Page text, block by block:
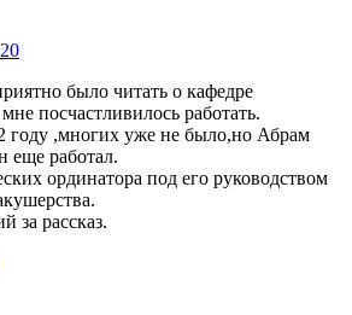
было читать о кафедре
посчастливилось работать.
году ,многих уже не было,но Абрам
еще работал.
ординатора под его руководством
за рассказ.